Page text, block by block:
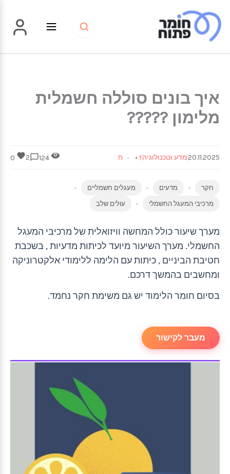
לתוכן
איך בונים סוללה חשמלית
מלימון ?????
20.11.2025מדע וטכנולוגיהז • ח 2
חקר מדעים מעגלים חשמליים
מרכיבי המעגל החשמלי עולים שלב
מערך שיעור כולל המחשה וויזואלית של מרכיבי המעגל
החשמלי. מערך השיעור מיועד לכיתות מדעיות , בשכבת
חטיבת הביניים , כיתות עם הלימה ללימודי אלקטרוניקה
ומחשבים בהמשך דרכם.
בסיום חומר הלימוד יש גם משימת חקר נחמד.
מעבר לקישור